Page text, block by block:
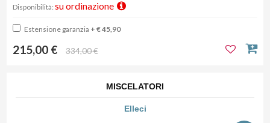
Disponibilità: su ordinazione
Estensione garanzia + € 45,90
215,00 € 334,00 €
MISCELATORI
Elleci